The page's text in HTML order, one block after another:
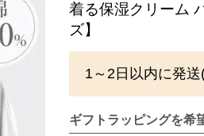
着る保湿クリーム
ズ】
1～2日以内に発
ギフトラッピングを希